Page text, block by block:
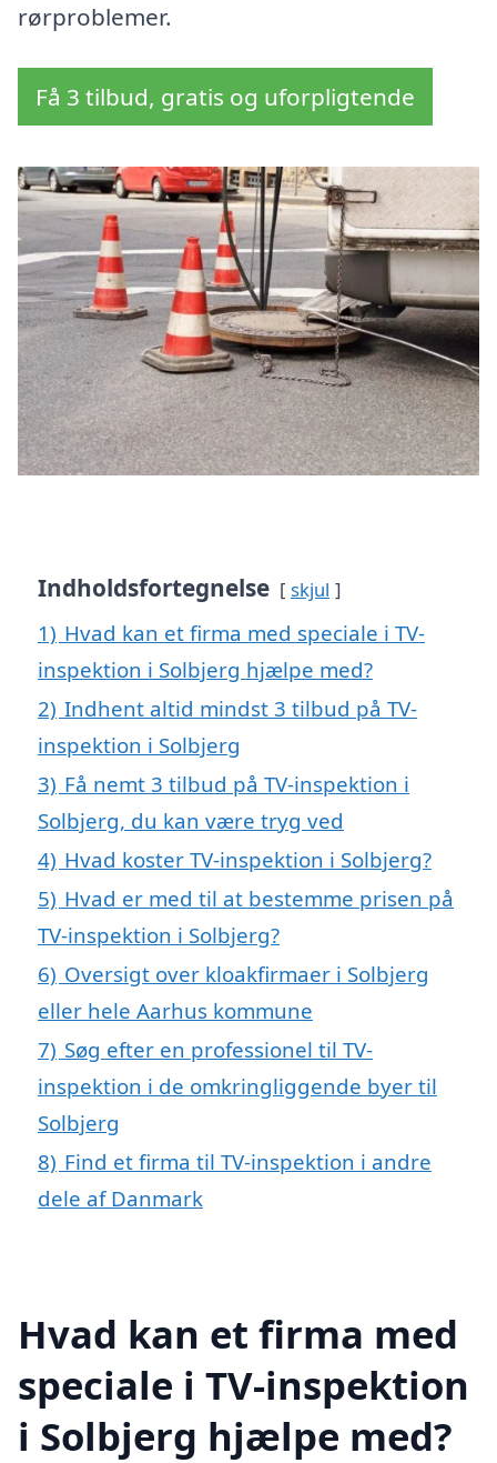
rørproblemer.
Få 3 tilbud, gratis og uforpligtende
Indholdsfortegnelse skjul
1) Hvad kan et firma med speciale i TV-
inspektion i Solbjerg hjælpe med?
2) Indhent altid mindst 3 tilbud på TV-
inspektion i Solbjerg
3) Få nemt 3 tilbud på TV-inspektion i
Solbjerg, du kan være tryg ved
4) Hvad koster TV-inspektion i Solbjerg?
5) Hvad er med til at bestemme prisen på
TV-inspektion i Solbjerg?
6) Oversigt over kloakfirmaer i Solbjerg
eller hele Aarhus kommune
7) Søg efter en professionel til TV-
inspektion i de omkringliggende byer til
Solbjerg
8) Find et firma til TV-inspektion i andre
dele af Danmark
Hvad kan et firma med
speciale i TV-inspektion
i Solbjerg hjælpe med?